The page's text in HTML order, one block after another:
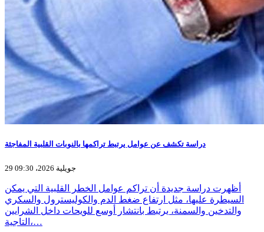
دراسة تكشف عن عوامل يرتبط تراكمها بالنوبات القلبية المفاجئة
29 جويلية 2026، 09:30
أظهرت دراسة جديدة أن تراكم عوامل الخطر القلبية التي يمكن
السيطرة عليها، مثل ارتفاع ضغط الدم والكوليسترول والسكري
والتدخين والسمنة، يرتبط بانتشار أوسع للويحات داخل الشرايين
التاجية،…